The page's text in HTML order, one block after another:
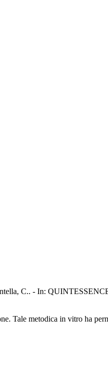
C.. - In:
Tale metodica in vitro ha